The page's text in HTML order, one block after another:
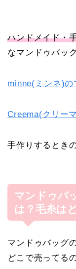
ハンドメイド・
なマンドゥバッ
minne(ミンネ)の
Creema(クリー
手作りするとき
マンドゥバ
は？毛糸は
マンドゥバッグ
どこで売ってる